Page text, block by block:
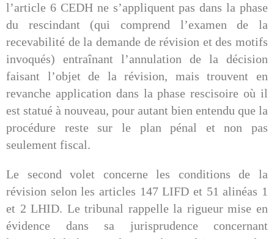
l’article 6 CEDH ne s’appliquent pas dans la phase
du rescindant (qui comprend l’examen de la
recevabilité de la demande de révision et des motifs
invoqués) entraînant l’annulation de la décision
faisant l’objet de la révision, mais trouvent en
revanche application dans la phase rescisoire où il
est statué à nouveau, pour autant bien entendu que la
procédure reste sur le plan pénal et non pas
seulement fiscal.
Le second volet concerne les conditions de la
révision selon les articles 147 LIFD et 51 alinéas 1
et 2 LHID. Le tribunal rappelle la rigueur mise en
évidence dans sa jurisprudence concernant